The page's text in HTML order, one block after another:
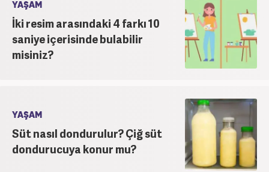
YAŞAM
İki resim arasındaki 4 farkı 10
saniye içerisinde bulabilir
misiniz?
YAŞAM
Süt nasıl dondurulur? Çiğ süt
dondurucuya konur mu?